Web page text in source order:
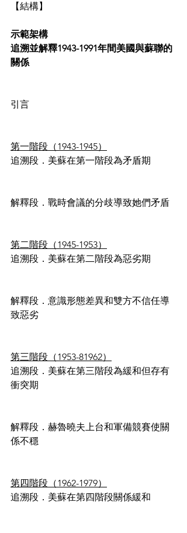
【結構】
示範架構
追溯並解釋1943-1991年間美國與蘇聯的
關係
引言
第一階段（1943-1945）
追溯段．美蘇在第一階段為矛盾期
解釋段．戰時會議的分歧導致她們矛盾
第二階段（1945-1953）
追溯段．美蘇在第二階段為惡劣期
解釋段．意識形態差異和雙方不信任導
致惡劣
第三階段（1953-81962）
追溯段．美蘇在第三階段為緩和但存有
衝突期
解釋段．赫魯曉夫上台和軍備競賽使關
係不穩
第四階段（1962-1979）
追溯段．美蘇在第四階段關係緩和